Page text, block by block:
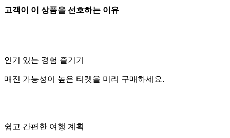
고객이 이 상품을 선호하는 이유
인기 있는 경험 즐기기
매진 가능성이 높은 티켓을 미리 구매하세요.
쉽고 간편한 여행 계획